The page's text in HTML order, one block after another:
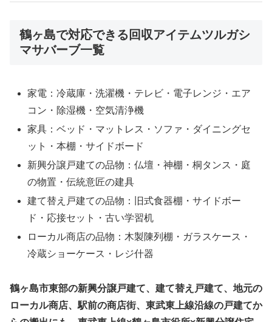
鶴ヶ島で対応できる回収アイテムツルガシ
マサバーブ一覧
家電：冷蔵庫・洗濯機・テレビ・電子レンジ・エア
コン・除湿機・空気清浄機
家具：ベッド・マットレス・ソファ・ダイニングセ
ット・本棚・サイドボード
新興分譲戸建ての品物：仏壇・神棚・桐タンス・庭
の物置・伝統意匠の建具
建て替え戸建ての品物：旧式食器棚・サイドボー
ド・応接セット・古い学習机
ローカル商店の品物：木製陳列棚・ガラスケース・
冷蔵ショーケース・レジ什器
鶴ヶ島市東部の新興分譲戸建て、建て替え戸建て、地元の
ローカル商店、駅前の商店街、東武東上線沿線の戸建てか